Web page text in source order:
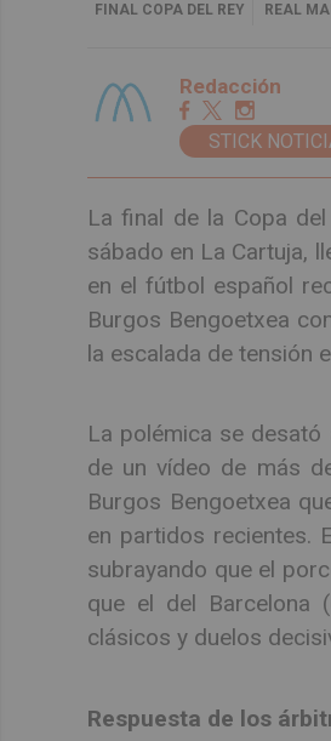
FINAL COPA DEL REY REAL
Redacción
STICK
La final de la Copa
sábado en La Cartuja,
en el fútbol español
Burgos Bengoetxea
la escalada de tensión
La polémica se
de un vídeo de más
Burgos Bengoetxea
en partidos recientes.
subrayando que el
que el del Barcelona
clásicos y duelos
Respuesta de los